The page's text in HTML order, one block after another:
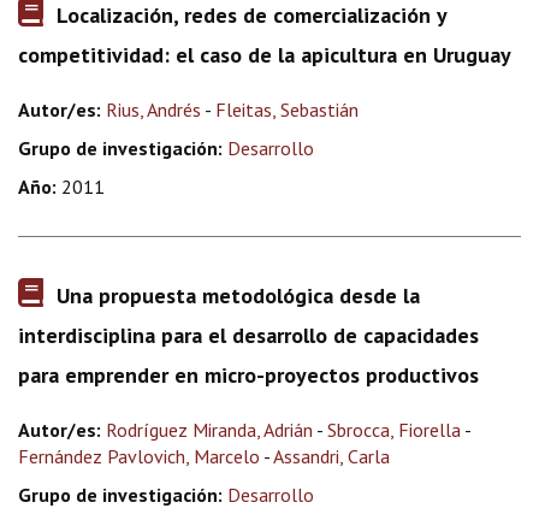
Localización, redes de comercialización y
competitividad: el caso de la apicultura en Uruguay
Autor/es: Rius, Andrés - Fleitas, Sebastián
Grupo de investigación: Desarrollo
Año: 2011
Una propuesta metodológica desde la
interdisciplina para el desarrollo de capacidades
para emprender en micro-proyectos productivos
Autor/es: Rodríguez Miranda, Adrián - Sbrocca, Fiorella -
Fernández Pavlovich, Marcelo -Assandri, Carla
Grupo de investigación: Desarrollo